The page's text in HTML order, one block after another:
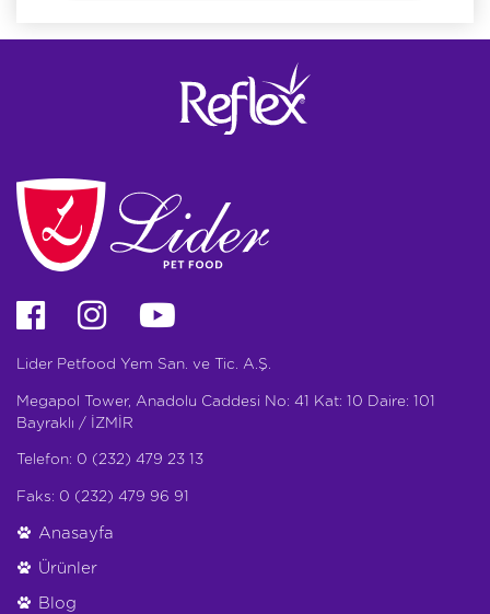
Lider Petfood Yem San. ve Tic. A.Ş.
Megapol Tower, Anadolu Caddesi No: 41 Kat: 10 Daire: 101
Bayraklı / İZMİR
Telefon: 0 (232) 479 23 13
Faks: 0 (232) 479 96 91
Anasayfa
Ürünler
Blog